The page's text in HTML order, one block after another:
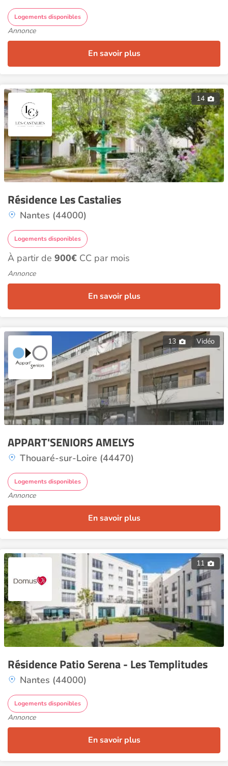
Logements disponibles
Annonce
En savoir plus
14
Résidence Les Castalies
Nantes (44000)
Logements disponibles
À partir de 900€ CC par mois
Annonce
En savoir plus
13 Vidéo
APPART'SENIORS AMELYS
Thouaré-sur-Loire (44470)
Logements disponibles
Annonce
En savoir plus
11
Résidence Patio Serena - Les Templitudes
Nantes (44000)
Logements disponibles
Annonce
En savoir plus